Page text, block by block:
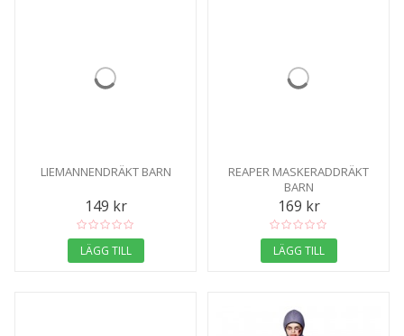
LIEMANNENDRÄKT BARN
149 kr
LÄGG TILL
REAPER MASKERADDRÄKT
BARN
169 kr
LÄGG TILL